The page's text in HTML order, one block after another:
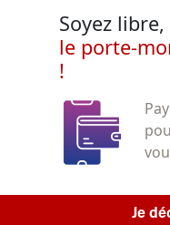
Soyez
le porte-
!
Je